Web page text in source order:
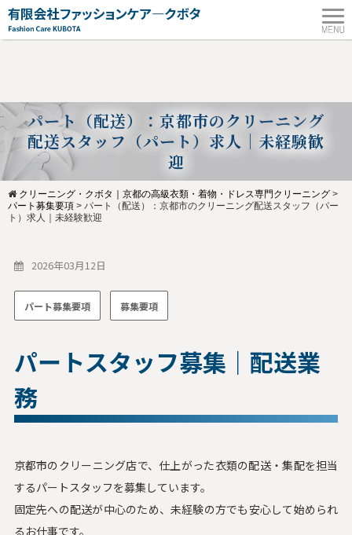
パート（配送）：京都市のクリーニング
配送スタッフ（パート）求人｜未経験歓
迎
クリーニング・クボタ｜京都の高級衣類・着物・ドレス専門クリーニング >
パート募集要項 > パート（配送）：京都市のクリーニング配送スタッフ（パー
ト）求人｜未経験歓迎
2026年03月12日
パート募集要項 募集要項
パートスタッフ募集｜配送業
務
京都市のクリーニング店で、仕上がった衣類の配送・集配を担当
するパートスタッフを募集しています。
固定先への配送が中心のため、未経験の方でも安心して始められ
るお仕事です。